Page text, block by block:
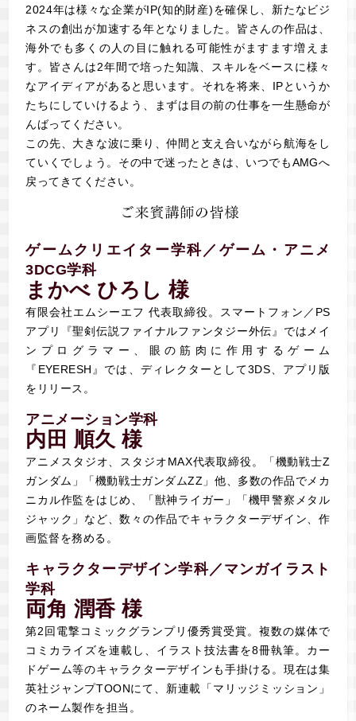
2024年は様々な企業がIP(知的財産)を確保し、新たなビジ
ネスの創出が加速する年となりました。皆さんの作品は、
海外でも多くの人の目に触れる可能性がますます増えま
す。皆さんは2年間で培った知識、スキルをベースに様々
なアイディアがあると思います。それを将来、IPというか
たちにしていけるよう、まずは目の前の仕事を一生懸命が
んばってください。
この先、大きな波に乗り、仲間と支え合いながら航海をし
ていくでしょう。その中で迷ったときは、いつでもAMGへ
戻ってきてください。
ゲームクリエイター学科／ゲーム・アニメ
3DCG学科
まかべ ひろし 様
有限会社エムシーエフ 代表取締役。スマートフォン／PS
アプリ『聖剣伝説ファイナルファンタジー外伝』ではメイ
ンプログラマー、眼の筋肉に作用するゲーム
『EYERESH』では、ディレクターとして3DS、アプリ版
をリリース。
アニメーション学科
内田 順久 様
アニメスタジオ、スタジオMAX代表取締役。「機動戦士Z
ガンダム」「機動戦士ガンダムZZ」他、多数の作品でメカ
ニカル作監をはじめ、「獣神ライガー」「機甲警察メタル
ジャック」など、数々の作品でキャラクターデザイン、作
画監督を務める。
キャラクターデザイン学科／マンガイラスト
学科
両角 潤香 様
第2回電撃コミックグランプリ優秀賞受賞。複数の媒体で
コミカライズを連載し、イラスト技法書を8冊執筆。カー
ドゲーム等のキャラクターデザインも手掛ける。現在は集
英社ジャンプTOONにて、新連載「マリッジミッション」
のネーム製作を担当。